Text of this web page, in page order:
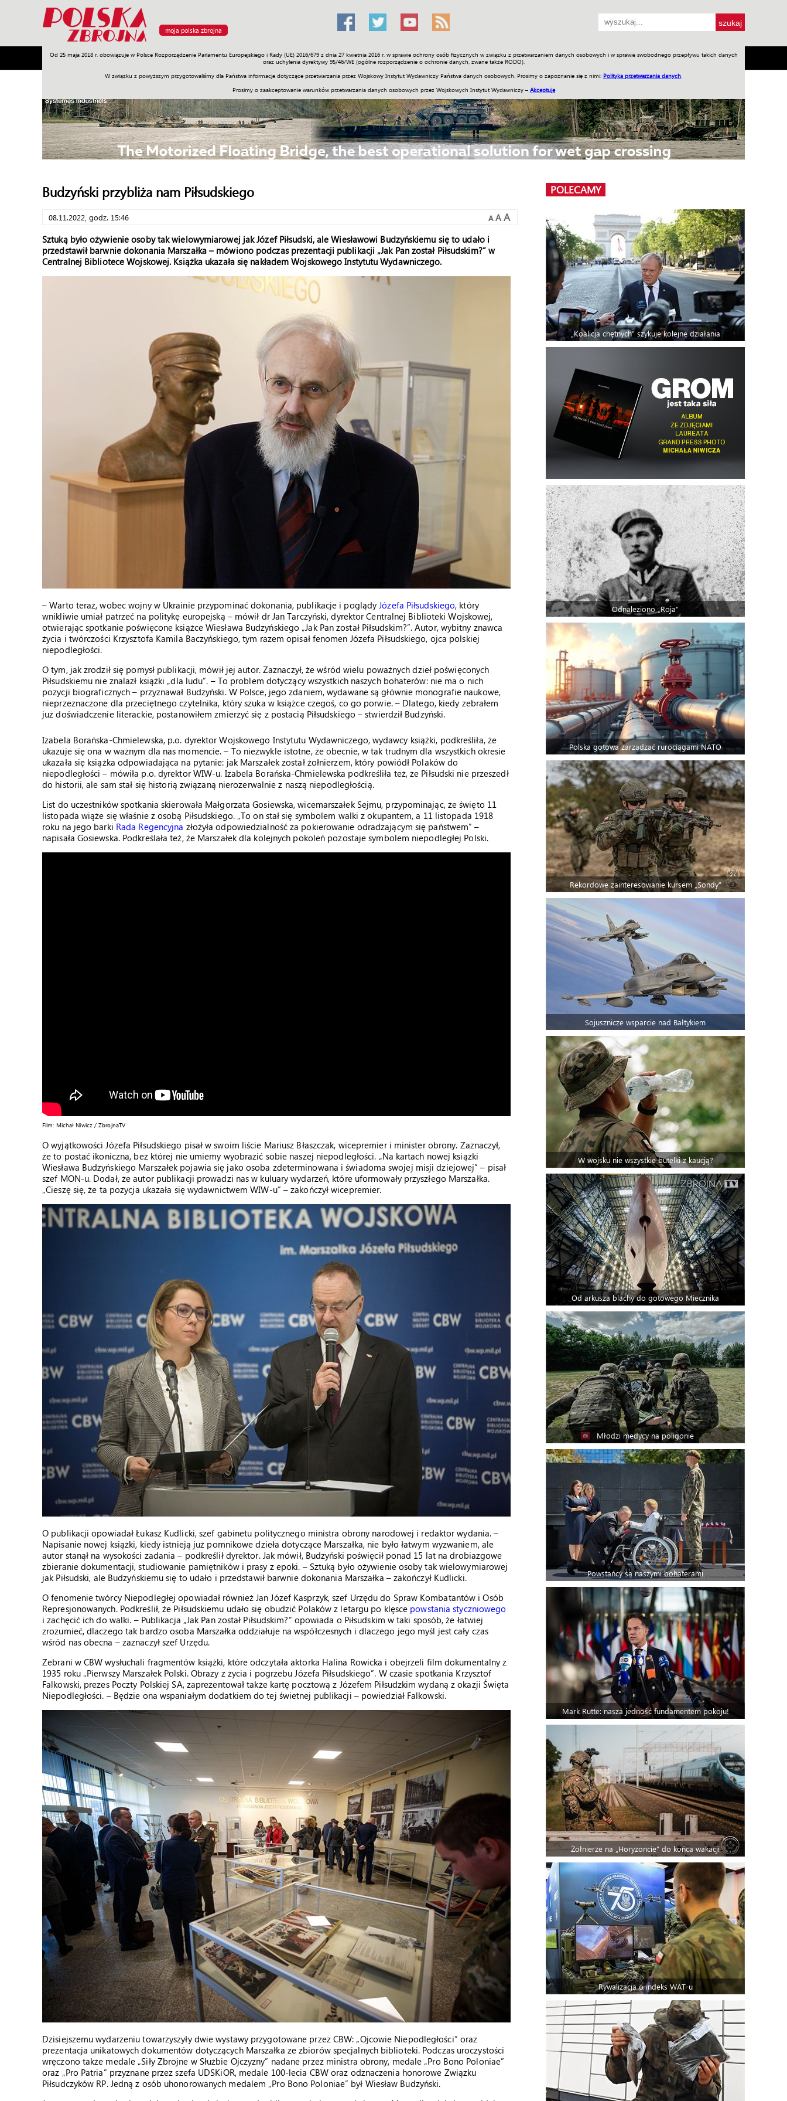
moja polska zbrojna
Od 25 maja 2018 r. obowiązuje w Polsce Rozporządzenie Parlamentu Europejskiego i Rady (UE) 2016/679 z dnia 27 kwietnia 2016 r. w sprawie ochrony osób fizycznych w związku z przetwarzaniem danych osobowych i w sprawie swobodnego przepływu takich danych
oraz uchylenia dyrektywy 95/46/WE (ogólne rozporządzenie o ochronie danych, zwane także RODO).
W związku z powyższym przygotowaliśmy dla Państwa informacje dotyczące przetwarzania przez Wojskowy Instytut Wydawniczy Państwa danych osobowych. Prosimy o zapoznanie się z nimi: Polityka przetwarzania danych
Prosimy o zaakceptowanie warunków przetwarzania danych osobowych przez Wojskowych Instytut Wydawniczy – Akceptuję
Armia Poligon Sprzęt Misje Polityka Prawo Świat Społeczność Sport Historia Galerie Wideo ENGLISH SKLEP Jednodniówki Praca w WIW
Budzyński przybliża nam Piłsudskiego
08.11.2022, godz. 15:46 A A A
Sztuką było ożywienie osoby tak wielowymiarowej jak Józef Piłsudski, ale Wiesławowi Budzyńskiemu się to udało i
przedstawił barwnie dokonania Marszałka – mówiono podczas prezentacji publikacji „Jak Pan został Piłsudskim?” w
Centralnej Bibliotece Wojskowej. Książka ukazała się nakładem Wojskowego Instytutu Wydawniczego.
– Warto teraz, wobec wojny w Ukrainie przypominać dokonania, publikacje i poglądyJózefa Piłsudskiego, który
wnikliwie umiał patrzeć na politykę europejską – mówił dr Jan Tarczyński, dyrektor Centralnej Biblioteki Wojskowej,
otwierając spotkanie poświęcone książce Wiesława Budzyńskiego „Jak Pan został Piłsudskim?”. Autor, wybitny znawca
życia i twórczości Krzysztofa Kamila Baczyńskiego, tym razem opisał fenomen Józefa Piłsudskiego, ojca polskiej
niepodległości.
O tym, jak zrodził się pomysł publikacji, mówił jej autor. Zaznaczył, że wśród wielu poważnych dzieł poświęconych
Piłsudskiemu nie znalazł książki „dla ludu”. – To problem dotyczący wszystkich naszych bohaterów: nie ma o nich
pozycji biograficznych – przyznawał Budzyński. W Polsce, jego zdaniem, wydawane są głównie monografie naukowe,
nieprzeznaczone dla przeciętnego czytelnika, który szuka w książce czegoś, co go porwie. – Dlatego, kiedy zebrałem
już doświadczenie literackie, postanowiłem zmierzyć się z postacią Piłsudskiego – stwierdził Budzyński.
Izabela Borańska-Chmielewska, p.o. dyrektor Wojskowego Instytutu Wydawniczego, wydawcy książki, podkreśliła, że
ukazuje się ona w ważnym dla nas momencie. – To niezwykle istotne, że obecnie, w tak trudnym dla wszystkich okresie
ukazała się książka odpowiadająca na pytanie: jak Marszałek został żołnierzem, który powiódł Polaków do
niepodległości – mówiła p.o. dyrektor WIW-u. Izabela Borańska-Chmielewska podkreśliła też, że Piłsudski nie przeszedł
do historii, ale sam stał się historią związaną nierozerwalnie z naszą niepodległością.
List do uczestników spotkania skierowała Małgorzata Gosiewska, wicemarszałek Sejmu, przypominając, że święto 11
listopada wiąże się właśnie z osobą Piłsudskiego. „To on stał się symbolem walki z okupantem, a 11 listopada 1918
roku na jego barki Rada Regencyjna złożyła odpowiedzialność za pokierowanie odradzającym się państwem” –
napisała Gosiewska. Podkreślała też, że Marszałek dla kolejnych pokoleń pozostaje symbolem niepodległej Polski.
Film: Michał Niwicz / ZbrojnaTV
O wyjątkowości Józefa Piłsudskiego pisał w swoim liście Mariusz Błaszczak, wicepremier i minister obrony. Zaznaczył,
że to postać ikoniczna, bez której nie umiemy wyobrazić sobie naszej niepodległości. „Na kartach nowej książki
Wiesława Budzyńskiego Marszałek pojawia się jako osoba zdeterminowana i świadoma swojej misji dziejowej” – pisał
szef MON-u. Dodał, że autor publikacji prowadzi nas w kuluary wydarzeń, które uformowały przyszłego Marszałka.
„Cieszę się, że ta pozycja ukazała się wydawnictwem WIW-u” – zakończył wicepremier.
O publikacji opowiadał Łukasz Kudlicki, szef gabinetu politycznego ministra obrony narodowej i redaktor wydania. –
Napisanie nowej książki, kiedy istnieją już pomnikowe dzieła dotyczące Marszałka, nie było łatwym wyzwaniem, ale
autor stanął na wysokości zadania – podkreślił dyrektor. Jak mówił, Budzyński poświęcił ponad 15 lat na drobiazgowe
zbieranie dokumentacji, studiowanie pamiętników i prasy z epoki. – Sztuką było ożywienie osoby tak wielowymiarowej
jak Piłsudski, ale Budzyńskiemu się to udało i przedstawił barwnie dokonania Marszałka – zakończył Kudlicki.
O fenomenie twórcy Niepodległej opowiadał również Jan Józef Kasprzyk, szef Urzędu do Spraw Kombatantów i Osób
Represjonowanych. Podkreślił, że Piłsudskiemu udało się obudzić Polaków z letargu po klęsce powstania styczniowego
i zachęcić ich do walki. – Publikacja „Jak Pan został Piłsudskim?” opowiada o Piłsudskim w taki sposób, że łatwiej
zrozumieć, dlaczego tak bardzo osoba Marszałka oddziałuje na współczesnych i dlaczego jego myśl jest cały czas
wśród nas obecna – zaznaczył szef Urzędu.
Zebrani w CBW wysłuchali fragmentów książki, które odczytała aktorka Halina Rowicka i obejrzeli film dokumentalny z
1935 roku „Pierwszy Marszałek Polski. Obrazy z życia i pogrzebu Józefa Piłsudskiego”. W czasie spotkania Krzysztof
Falkowski, prezes Poczty Polskiej SA, zaprezentował także kartę pocztową z Józefem Piłsudzkim wydaną z okazji Święta
Niepodległości. – Będzie ona wspaniałym dodatkiem do tej świetnej publikacji – powiedział Falkowski.
Dzisiejszemu wydarzeniu towarzyszyły dwie wystawy przygotowane przez CBW: „Ojcowie Niepodległości” oraz
prezentacja unikatowych dokumentów dotyczących Marszałka ze zbiorów specjalnych biblioteki. Podczas uroczystości
wręczono także medale „Siły Zbrojne w Służbie Ojczyzny” nadane przez ministra obrony, medale „Pro Bono Poloniae”
oraz „Pro Patria” przyznane przez szefa UDSKiOR, medale 100-lecia CBW oraz odznaczenia honorowe Związku
Piłsudczyków RP. Jedną z osób uhonorowanych medalem „Pro Bono Poloniae” był Wiesław Budzyński.
POLECAMY
„Koalicja chętnych” szykuje kolejne działania
Odnaleziono „Roja”
Polska gotowa zarządzać rurociągami NATO
Rekordowe zainteresowanie kursem „Sondy”
Sojusznicze wsparcie nad Bałtykiem
W wojsku nie wszystkie butelki z kaucją?
Od arkusza blachy do gotowego Miecznika
Młodzi medycy na poligonie
Powstańcy są naszymi bohaterami
Mark Rutte: nasza jedność fundamentem pokoju!
Żołnierze na „Horyzoncie” do końca wakacji
Rywalizacja o indeks WAT-u